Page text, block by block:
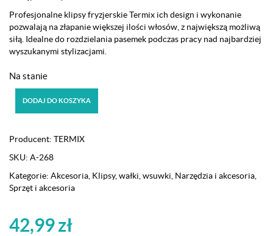
Profesjonalne klipsy fryzjerskie Termix ich design i wykonanie
pozwalają na złapanie większej ilości włosów, z największą możliwą
siłą. Idealne do rozdzielania pasemek podczas pracy nad najbardziej
wyszukanymi stylizacjami.
Na stanie
fryzjerskie
krokodylki
6
szt.
DODAJ DO KOSZYKA
Producent: TERMIX
SKU: A-268
Kategorie: Akcesoria Klipsy, wałki, wsuwki Narzędzia i akcesoria
Sprzęt i akcesoria
42,99zł